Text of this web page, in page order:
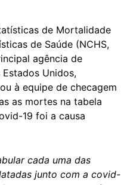
de Mortalidade
de Saúde (NCHS,
agência de
Unidos,
à equipe de checagem
as mortes na tabela
19 foi a causa
cada uma das
junto com a covid-